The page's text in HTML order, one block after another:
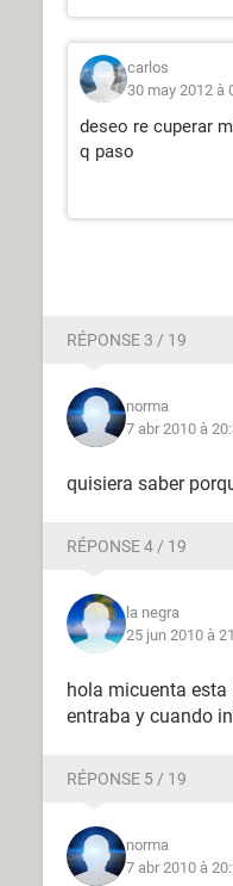
carlos
30 may 2012 à
deseo re cuperar
q paso
RÉPONSE 3 / 19
norma
7 abr 2010 à
quisiera saber
RÉPONSE 4 / 19
la negra
25 jun 2010 à
hola micuenta
entraba y cuando
RÉPONSE 5 / 19
norma
7 abr 2010 à